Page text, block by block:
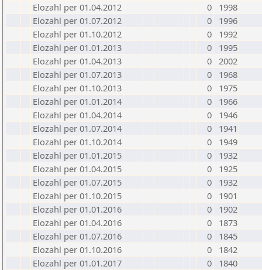
Elozahl per 01.04.2012
0
1998
Elozahl per 01.07.2012
0
1996
Elozahl per 01.10.2012
0
1992
Elozahl per 01.01.2013
0
1995
Elozahl per 01.04.2013
0 2002
Elozahl per 01.07.2013
0
1968
Elozahl per 01.10.2013
0
1975
Elozahl per 01.01.2014
0
1966
Elozahl per 01.04.2014
0
1946
Elozahl per 01.07.2014
0
1941
Elozahl per 01.10.2014
0
1949
Elozahl per 01.01.2015
0
1932
Elozahl per 01.04.2015
0
1925
Elozahl per 01.07.2015
0
1932
Elozahl per 01.10.2015
0
1901
Elozahl per 01.01.2016
0
1902
Elozahl per 01.04.2016
0
1873
Elozahl per 01.07.2016
0
1845
Elozahl per 01.10.2016
0
1842
Elozahl per 01.01.2017
0
1840